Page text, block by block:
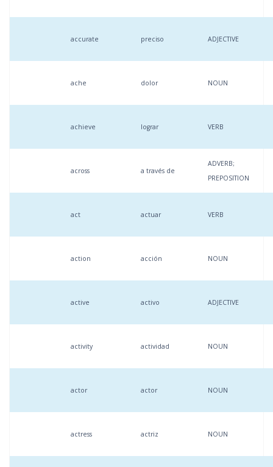
accurate preciso ADJECTIVE
ache dolor NOUN
achieve lograr VERB
across a través de
ADVERB;
PREPOSITION
act actuar VERB
action acción NOUN
active activo ADJECTIVE
activity actividad NOUN
actor actor NOUN
actress actriz NOUN